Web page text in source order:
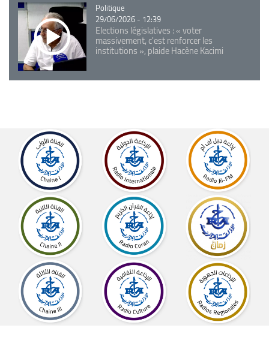
Catégorie
Politique
29/06/2026 - 12:39
Elections législatives : « voter
massivement, c'est renforcer les
institutions », plaide Hacène Kacimi